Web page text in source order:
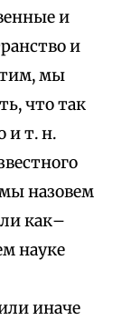
и
и
мы
что так
и т. н.
назовем
как–
науке
иначе